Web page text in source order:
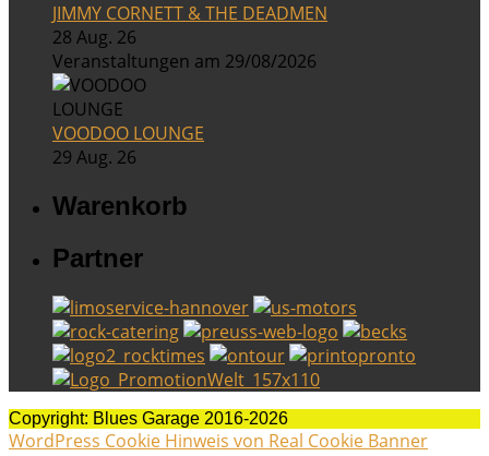
JIMMY CORNETT & THE DEADMEN
28 Aug. 26
Veranstaltungen am 29/08/2026
VOODOO LOUNGE
29 Aug. 26
Warenkorb
Partner
Copyright: Blues Garage 2016-2026
WordPress Cookie Hinweis von Real Cookie Banner